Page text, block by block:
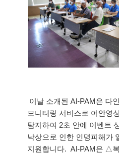
이날 소개된 AI-PAM은 다
모니터링 서비스로 어안영
탐지하여 2초 안에 이벤트
낙상으로 인한 인명피해가
지원합니다.  AI-PAM은 △